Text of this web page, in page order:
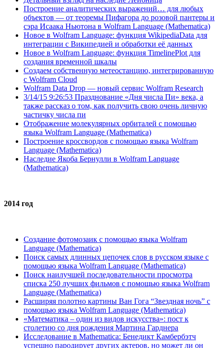
Построение аналитических выражений… для любых
объектов — от теоремы Пифагора до розовой пантеры и
сэра Исаака Ньютона в Wolfram Language (Mathematica)
Новое в Wolfram Language: функция WikipediaData для
интеграции с Википедией и обработки её данных
Новое в Wolfram Language: функция TimelinePlot для
создания временной шкалы
Создаем собственную метеостанцию, интегрированную
с Wolfram Cloud
Wolfram Data Drop — новый сервис Wolfram Research
3/14/15 9:26:53 Празднование «Дня числа Пи» века, а
также рассказ о том, как получить свою очень личную
частичку числа пи
Отображение молекулярных орбиталей с помощью
языка Wolfram Language (Mathematica)
Построение кроссвордов с помощью языка Wolfram
Language (Mathematica)
Наследие Якоба Бернулли в Wolfram Language
(Mathematica)
2014 год
Создание фотомозаик с помощью языка Wolfram
Language (Mathematica)
Поиск самых длинных цепочек слов в русском языке с
помощью языка Wolfram Language (Mathematica)
Поиск наилучшей последовательности просмотра
списка 250 лучших фильмов с помощью языка Wolfram
Language (Mathematica)
Расширяя полотно картины Ван Гога “Звездная ночь” с
помощью языка Wolfram Language (Mathematica)
«Математика – один из видов искусства»: пост к
столетию со дня рождения Мартина Гарднера
Исследование в Mathematica: Бенедикт Камбербэтч
успешно пародирует других актеров, но может ли он